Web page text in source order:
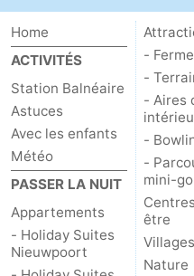
Home
ACTIVITÉS
Station Balnéaire
Astuces
Avec les enfants
Météo
PASSER LA NUIT
Appartements
- Holiday Suites
Nieuwpoort
-
-
- Aires
-
-
mini-
être
Nature